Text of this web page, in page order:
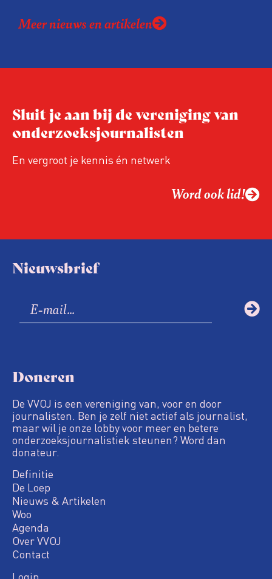
Vreemdelingenpolitie. Niet alleen gaan ze
ongedocumenteerde werknemer
Vreemdelingenpolitie.
Meer nieuws en artikelen
Sluit je aan bij de vereniging van
onderzoeksjournalisten
En vergroot je kennis én netwerk
Word ook lid!
Nieuwsbrief
Doneren
De VVOJ is een vereniging van, voor en door
journalisten. Ben je zelf niet actief als journalist,
maar wil je onze lobby voor meer en betere
onderzoeksjournalistiek steunen? Word dan
donateur.
Definitie
De Loep
Nieuws & Artikelen
Woo
Agenda
Over VVOJ
Contact
Login